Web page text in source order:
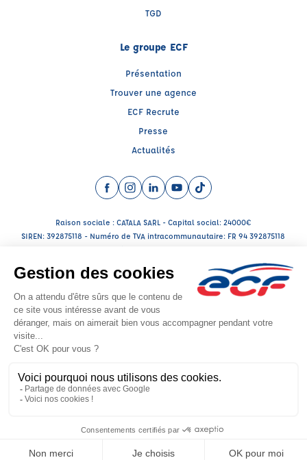
TGD
Le groupe ECF
Présentation
Trouver une agence
ECF Recrute
Presse
Actualités
Facebook (nouvelle fenêtre)
Instagram (nouvelle fenêtre)
LinkedIn (nouvelle fenêtre)
YouTube (nouvelle fenêtre)
TikTok (nouvelle
Raison sociale : CATALA SARL - Capital social: 24000€
SIREN: 392875118 - Numéro de TVA intracommunautaire: FR 94 392875118
Agrément n°E2300100100
Raison sociale : THOMAS FORMA PRO - Capital social: 5000€
SIREN: 943719419 - Numéro de TVA intracommunautaire: FR63943719419
Agrément n°E25 001 0007 0
Siège social : 11, Place Carriat , BOURG EN BRESSE (010000) - Représentant